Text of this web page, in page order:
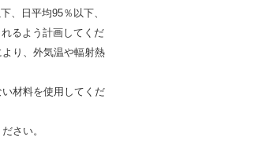
、日平均95％以下、
るよう計画してくだ
り、外気温や輻射熱
材料を使用してくだ
さい。